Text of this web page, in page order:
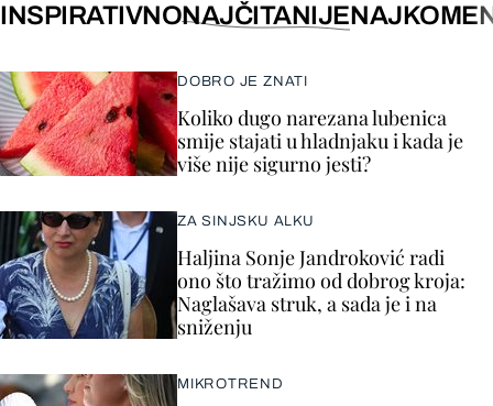
INSPIRATIVNONAJČITANIJE
DOBRO JE ZNATI
Koliko dugo narezana lubenica
smije stajati u hladnjaku i kada je
više nije sigurno jesti?
ZA SINJSKU ALKU
Haljina Sonje Jandroković radi
ono što tražimo od dobrog kroja:
Naglašava struk, a sada je i na
sniženju
MIKROTREND